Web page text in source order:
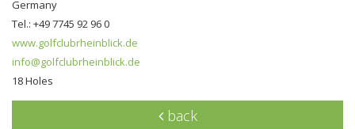
Germany
Tel.: +49 7745 92 96 0
www.golfclubrheinblick.de
info@golfclubrheinblick.de
18 Holes
back